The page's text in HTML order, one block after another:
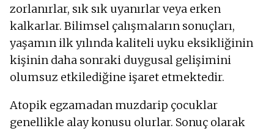
zorlanırlar, sık sık uyanırlar veya erken
kalkarlar. Bilimsel çalışmaların sonuçları,
yaşamın ilk yılında kaliteli uyku eksikliğinin
kişinin daha sonraki duygusal gelişimini
olumsuz etkilediğine işaret etmektedir.
Atopik egzamadan muzdarip çocuklar
genellikle alay konusu olurlar. Sonuç olarak